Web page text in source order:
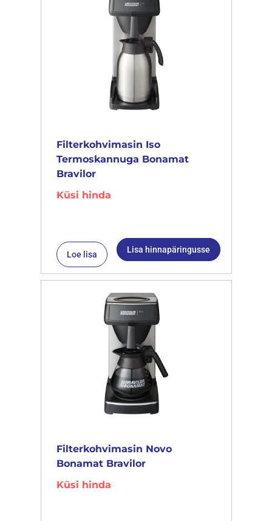
Filterkohvimasin Iso
Termoskannuga Bonamat
Bravilor
Küsi hinda
Loe lisa Lisa hinnapäringusse
Filterkohvimasin Novo
Bonamat Bravilor
Küsi hinda